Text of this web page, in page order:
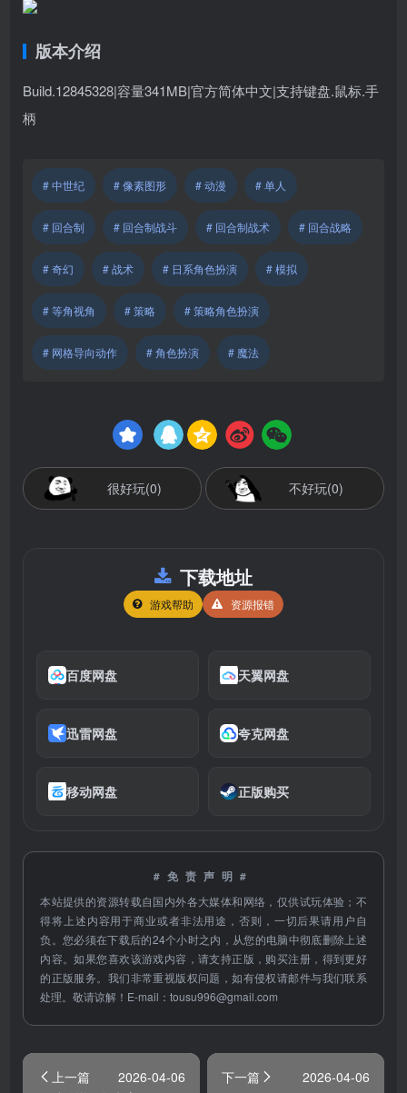
版本介绍
Build.12845328|容量341MB|官方简体中文|支持键盘.鼠标.手
柄
# 中世纪 # 像素图形 # 动漫 # 单人
# 回合制 # 回合制战斗 # 回合制战术 # 回合战略
# 奇幻 # 战术 # 日系角色扮演 # 模拟
# 等角视角 # 策略 # 策略角色扮演
# 网格导向动作 # 角色扮演 # 魔法
很好玩(0) 不好玩(0)
下载地址
游戏帮助 资源报错
百度网盘 天翼网盘
迅雷网盘 夸克网盘
移动网盘 正版购买
#免责声明#
本站提供的资源转载自国内外各大媒体和网络，仅供试玩体验；不
得将上述内容用于商业或者非法用途，否则，一切后果请用户自
负。您必须在下载后的24个小时之内，从您的电脑中彻底删除上述
内容。如果您喜欢该游戏内容，请支持正版，购买注册，得到更好
的正版服务。我们非常重视版权问题，如有侵权请邮件与我们联系
处理。敬请谅解！E-mail：tousu996@gmail.com
上一篇
2026-04-06
下一篇 2026-04-06